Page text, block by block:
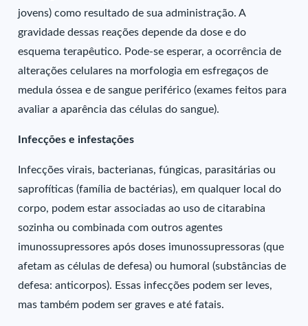
jovens) como resultado de sua administração. A
gravidade dessas reações depende da dose e do
esquema terapêutico. Pode-se esperar, a ocorrência de
alterações celulares na morfologia em esfregaços de
medula óssea e de sangue periférico (exames feitos para
avaliar a aparência das células do sangue).
Infecções e infestações
Infecções virais, bacterianas, fúngicas, parasitárias ou
saprofíticas (família de bactérias), em qualquer local do
corpo, podem estar associadas ao uso de citarabina
sozinha ou combinada com outros agentes
imunossupressores após doses imunossupressoras (que
afetam as células de defesa) ou humoral (substâncias de
defesa: anticorpos). Essas infecções podem ser leves,
mas também podem ser graves e até fatais.